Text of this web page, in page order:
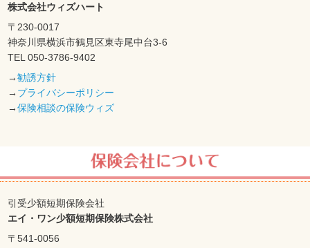
株式会社ウィズハート
〒230-0017
神奈川県横浜市鶴見区東寺尾中台3-6
TEL 050-3786-9402
→勧誘方針
→ プライバシーポリシー
→保険相談の保険ウィズ
引受少額短期保険会社
エイ・ワン少額短期保険株式会社
〒541-0056